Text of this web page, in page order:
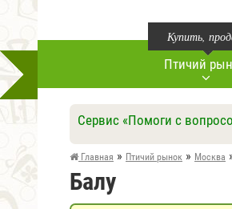
Купить,
Птичий
Сервис «Помоги с
Главная » Птичий рынок » Москва
Балу